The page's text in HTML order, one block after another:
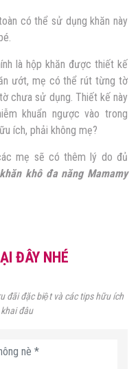
có thể sử dụng khăn này
là hộp khăn được thiết kế
ướt, mẹ có thể rút từng tờ
chưa sử dụng. Thiết kế này
khuẩn ngược vào trong
ích, phải không mẹ?
mẹ sẽ có thêm lý do đủ
khăn khô đa năng Mamamy
ĐÂY NHÉ
đãi đặc biệt và các tips hữu ích
đâu